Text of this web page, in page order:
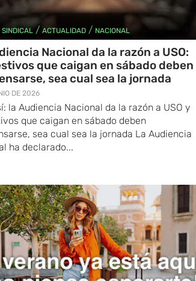
/ ACTUALIDAD/ NACIONAL
Nacional da la razón a USO:
que caigan en sábado deben
sea cual sea la jornada
DE 2026
la Audiencia Nacional da la razón a USO y
que caigan en sábado deben
sea cual sea la jornada La Audiencia
ha declarado...